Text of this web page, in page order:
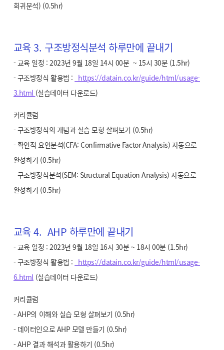
회귀분석) (0.5hr)
교육 3. 구조방정식분석 하루만에 끝내기
- 교육 일정 : 2023년 9월 18일 14시 00분 ~ 15시 30분 (1.5hr)
- 구조방정식 활용법 : https://datain.co.kr/guide/html/usage-
3.html (실습데이터 다운로드)
커리큘럼
- 구조방정식의 개념과 실습 모형 살펴보기 (0.5hr)
- 확인적 요인분석(CFA: Confirmative Factor Analysis) 자동으로
완성하기 (0.5hr)
- 구조방정식분석(SEM: Structural Equation Analysis) 자동으로
완성하기 (0.5hr)
교육 4. AHP 하루만에 끝내기
- 교육 일정 : 2023년 9월 18일 16시 30분 ~ 18시 00분 (1.5hr)
- 구조방정식 활용법 : https://datain.co.kr/guide/html/usage-
6.html (실습데이터 다운로드)
커리큘럼
- AHP의 이해와 실습 모형 살펴보기 (0.5hr)
- 데이터인으로 AHP 모델 만들기 (0.5hr)
- AHP 결과 해석과 활용하기 (0.5hr)